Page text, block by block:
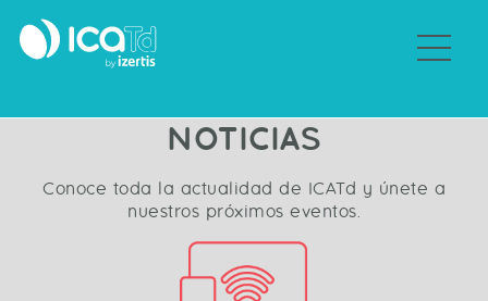
NOTICIAS
Conoce toda la actualidad de ICATd y únete a
nuestros próximos eventos.